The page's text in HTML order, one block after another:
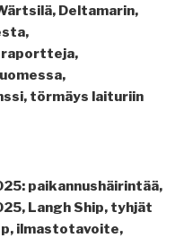
Deltamarin,
törmäys laituriin
paikannushäirintää,
Langh Ship, tyhjät
ilmastotavoite,